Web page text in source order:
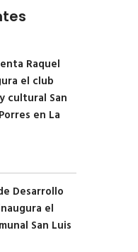
Raquel
el club
cultural San
en La
Desarrollo
el
San Luis